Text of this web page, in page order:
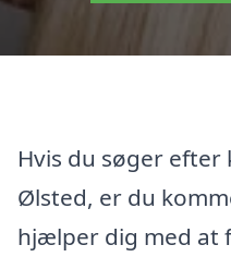
Hvis du søger
Ølsted, er du
hjælper dig med at